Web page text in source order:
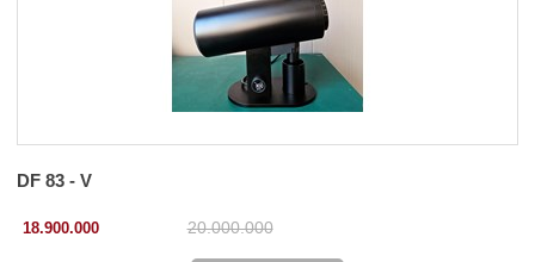
DF 83 - V
18.900.000 20.000.000